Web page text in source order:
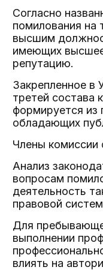
Согласно
помилования на
высшим
имеющих
репутацию.
Закрепленное в
третей состава
формируется из
обладающих
Члены комиссии
Анализ
вопросам
деятельность
правовой
Для
выполнении
влиять на